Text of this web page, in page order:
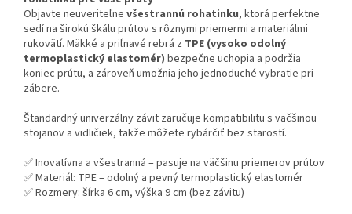
Objavte neuveriteľne všestrannú rohatinku, ktorá perfektne
sedí na širokú škálu prútov s rôznymi priemermi a materiálmi
rukovätí. Mäkké a priľnavé rebrá z TPE (vysoko odolný
termoplastický elastomér) bezpečne uchopia a podržia
koniec prútu, a zároveň umožnia jeho jednoduché vybratie pri
zábere.
Štandardný univerzálny závit zaručuje kompatibilitu s väčšinou
stojanov a vidličiek, takže môžete rybárčiť bez starostí.
✅ Inovatívna a všestranná – pasuje na väčšinu priemerov prútov
✅ Materiál: TPE – odolný a pevný termoplastický elastomér
✅ Rozmery: šírka 6 cm, výška 9 cm (bez závitu)